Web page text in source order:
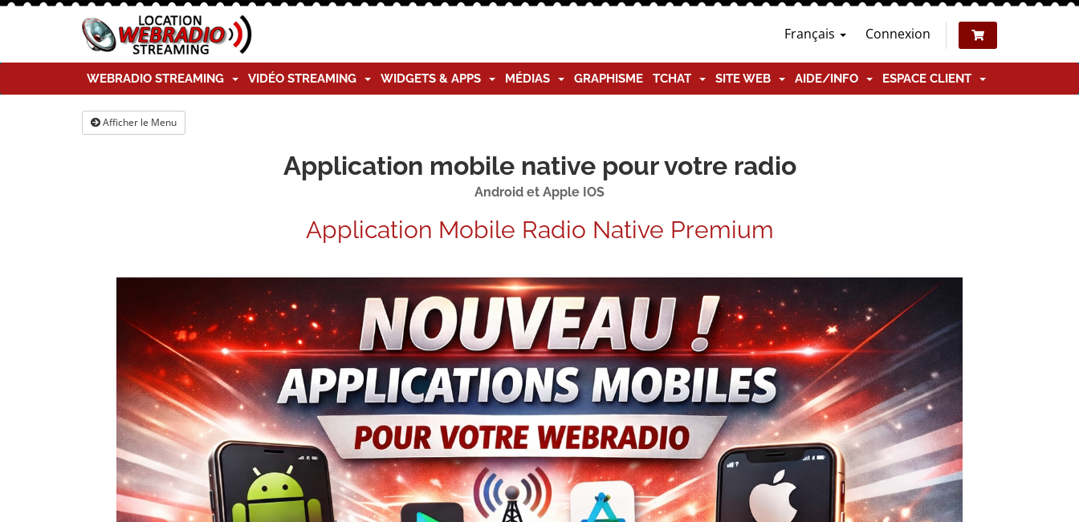
Français Connexion
WEBRADIO STREAMING VIDÉO STREAMING WIDGETS & APPS MÉDIAS GRAPHISME TCHAT SITE WEB AIDE/INFO ESPACE CLIENT
Afficher le Menu
Application mobile native pour votre radio
Android et Apple IOS
Application Mobile Radio Native Premium